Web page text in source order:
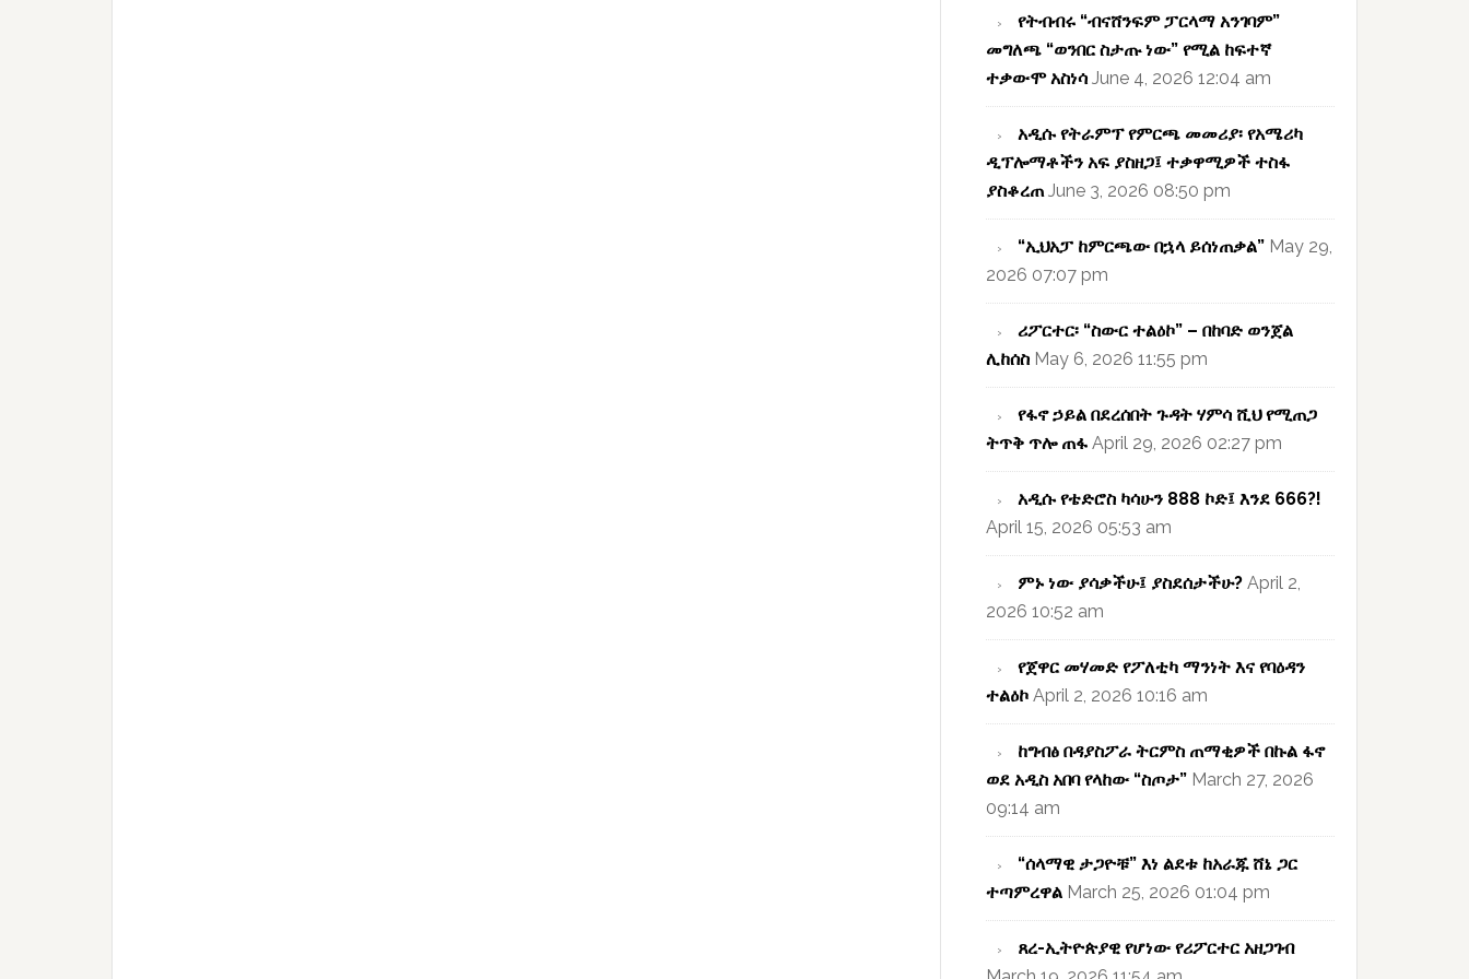
የትብብሩ “ብናሸንፍም ፓርላማ አንገባም”
መግለጫ “ወንበር ስታጡ ነው” የሚል ከፍተኛ
ተቃውሞ አስነሳ June 4, 2026 12:04 am
አዲሱ የትራምፕ የምርጫ መመሪያ፡ የአሜሪካ
ዲፕሎማቶችን አፍ ያስዘጋ፤ ተቃዋሚዎች ተስፋ
ያስቆረጠ June 3, 2026 08:50 pm
“ኢህአፓ ከምርጫው በኋላ ይሰነጠቃል” May 29,
2026 07:07 pm
ሪፖርተር፡ “ስውር ተልዕኮ” – በከባድ ወንጀል
ሊከሰስ May 6, 2026 11:55 pm
የፋኖ ኃይል በደረሰበት ጉዳት ሃምሳ ሺህ የሚጠጋ
ትጥቅ ጥሎ ጠፋ April 29, 2026 02:27 pm
አዲሱ የቴድሮስ ካሳሁን 888 ኮድ፤ እንደ 666?!
April 15, 2026 05:53 am
ምኑ ነው ያሳቃችሁ፤ ያስደሰታችሁ? April 2,
2026 10:52 am
የጀዋር መሃመድ የፖለቲካ ማንነት እና የባዕዳን
ተልዕኮ April 2, 2026 10:16 am
ከግብፅ በዳያስፖራ ትርምስ ጠማቂዎች በኩል ፋኖ
ወደ አዲስ አበባ የላከው “ስጦታ” March 27, 2026
09:14 am
“ሰላማዊ ታጋዮቹ” እነ ልደቱ ከአራጁ ሸኔ ጋር
ተጣምረዋል March 25, 2026 01:04 pm
ጸረ-ኢትዮጵያዊ የሆነው የሪፖርተር አዘጋገብ